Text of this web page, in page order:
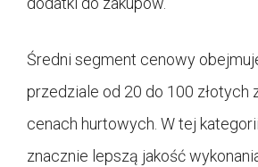
Średni segment cenowy
przedziale od 20 do 100 złotych
cenach hurtowych. W tej
znacznie lepszą jakość